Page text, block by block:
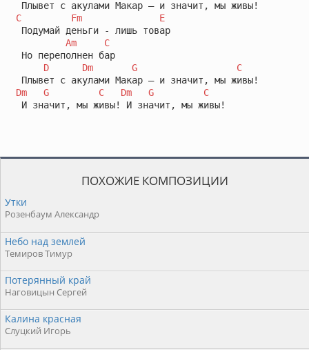
C
Fm
E
Подумай деньги - лишь товар
Am
C
Но переполнен бар
D
Dm G
C
Dm
G C Dm G
C
И значит, мы живы! И значит, мы живы!
ПОХОЖИЕ КОМПОЗИЦИИ
Утки
Розенбаум Александр
Небо над землей
Темиров Тимур
Потерянный край
Наговицын Сергей
Калина красная
Слуцкий Игорь